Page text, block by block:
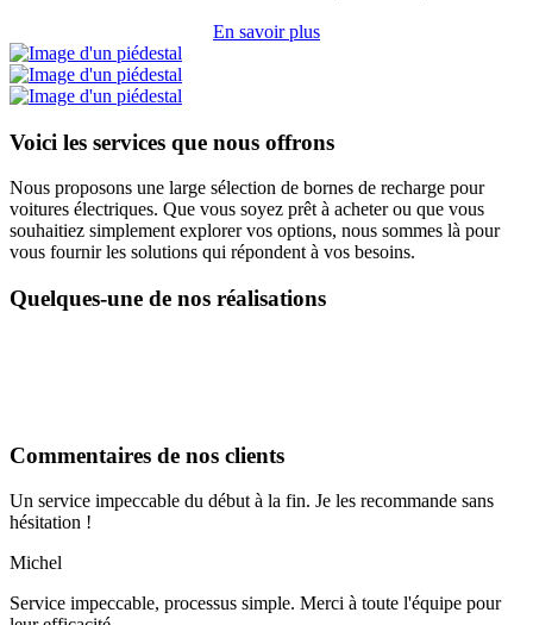
En savoir plus
Voici les services que nous offrons
Nous proposons une large sélection de bornes de recharge pour
voitures électriques. Que vous soyez prêt à acheter ou que vous
souhaitiez simplement explorer vos options, nous sommes là pour
vous fournir les solutions qui répondent à vos besoins.
Quelques-une de nos réalisations
Commentaires de nos clients
Un service impeccable du début à la fin. Je les recommande sans
hésitation !
Michel
Service impeccable, processus simple. Merci à toute l'équipe pour